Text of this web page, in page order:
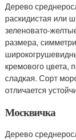
Дерево
раскидистая или
зеленовато-
размера,
кремового цвета,
сладкая. Сорт
отличается
Москвичка
Дерево